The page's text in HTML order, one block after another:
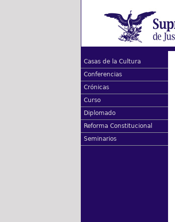
Casas de la Cultura
Conferencias
Crónicas
Curso
Diplomado
Reforma Constitucional
Seminarios